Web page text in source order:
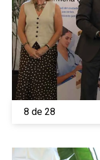
8 de 28